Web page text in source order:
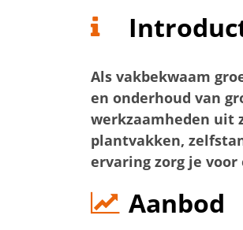
Als vakbekwaam
en onderhoud van
werkzaamheden uit
plantvakken,
ervaring zorg je
Aanbod